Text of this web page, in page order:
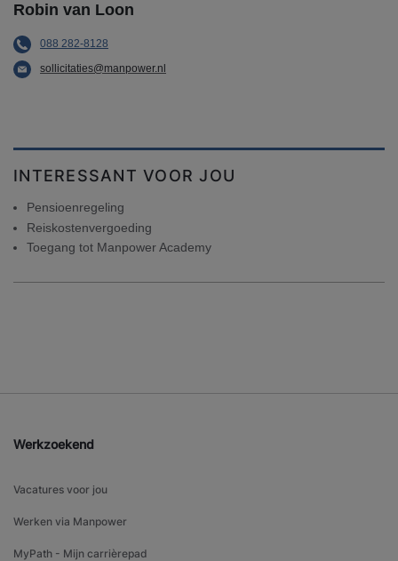
Robin van Loon
088 282-8128
sollicitaties@manpower.nl
INTERESSANT VOOR JOU
Pensioenregeling
Reiskostenvergoeding
Toegang tot Manpower Academy
Werkzoekend
Vacatures voor jou
Werken via Manpower
MyPath - Mijn carrièrepad